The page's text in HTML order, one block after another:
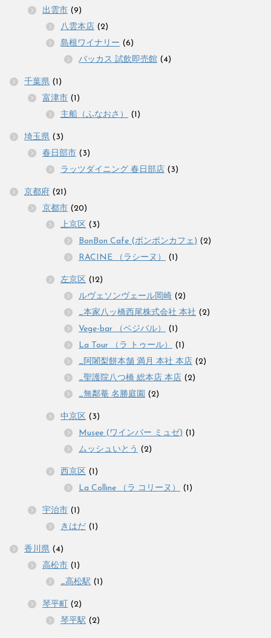
出雲市 (9)
八雲本店 (2)
島根ワイナリー (6)
バッカス 試飲即売館 (4)
千葉県 (1)
富津市 (1)
主船（ふなおさ）
(1)
埼玉県 (3)
春日部市 (3)
ラッツダイニング 春日部店 (3)
京都府 (21)
京都市 (20)
上京区 (3)
BonBon Cafe (ボンボンカフェ) (2)
RACINE （ラシーヌ）
(1)
左京区 (12)
ルヴェソンヴェール岡崎 (2)
_本家八ッ橋西尾株式会社 本社 (2)
Vege-bar （ベジバル）
(1)
La Tour （ラ トゥール）
(1)
_阿闍梨餅本舗 満月 本社 本店 (2)
_聖護院八つ橋 総本店 本店 (2)
_無鄰菴 名勝庭園 (2)
中京区 (3)
Musee (ワインバー ミュゼ) (1)
ムッシュいとう (2)
西京区 (1)
La Colline （ラ コリーヌ）
(1)
宇治市 (1)
きはだ (1)
香川県 (4)
高松市 (1)
_高松駅 (1)
琴平町 (2)
琴平駅 (2)